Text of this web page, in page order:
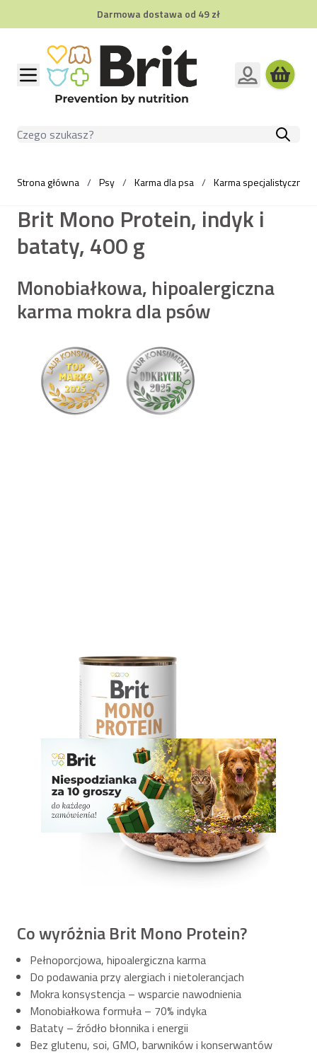
Darmowa dostawa od 49 zł
Przejdź do treści
Szukaj
Strona główna / Psy / Karma dla psa / Karma specjalistyczna
Brit Mono Protein, indyk i
bataty, 400 g
Monobiałkowa, hipoalergiczna
karma mokra dla psów
Pełnoporcjowa karma mokra z indykiem (jedyne źródło
białka) i batatami. Ograniczona liczba składników. Idealna
Co wyróżnia Brit Mono Protein?
Pełnoporcjowa, hipoalergiczna karma
Do podawania przy alergiach i nietolerancjach
Mokra konsystencja – wsparcie nawodnienia
Monobiałkowa formuła – 70% indyka
Bataty – źródło błonnika i energii
Bez glutenu, soi, GMO, barwników i konserwantów